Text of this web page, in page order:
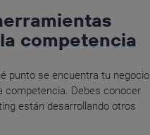
competencia
punto se encuentra tu negocio
competencia. Debes conocer
están desarrollando otros